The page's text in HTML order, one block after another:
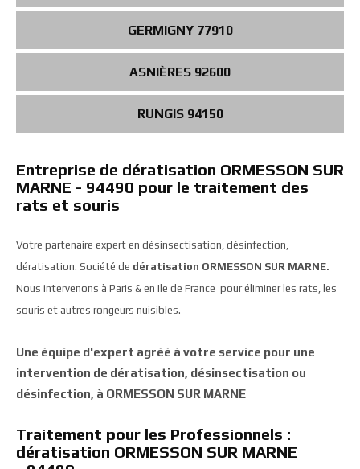
GERMIGNY 77910
ASNIÈRES 92600
RUNGIS 94150
Entreprise de dératisation ORMESSON SUR
MARNE - 94490 pour le traitement des
rats et souris
Votre partenaire expert en désinsectisation, désinfection,
dératisation. Société de dératisation ORMESSON SUR MARNE.
Nous intervenons à Paris & en Ile de France pour éliminer les rats, les
souris et autres rongeurs nuisibles.
Une équipe d'expert agréé à votre service pour une
intervention de dératisation, désinsectisation ou
désinfection, à ORMESSON SUR MARNE
Traitement pour les Professionnels :
dératisation ORMESSON SUR MARNE